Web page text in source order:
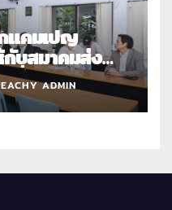
แคมเปญ
กับสมาคมส่ง
นื่องในวันสตรี
ADMIN